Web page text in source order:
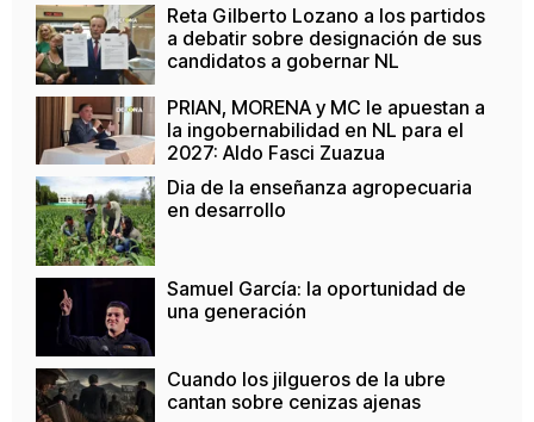
Reta Gilberto Lozano a los partidos
a debatir sobre designación de sus
candidatos a gobernar NL
PRIAN, MORENA y MC le apuestan a
la ingobernabilidad en NL para el
2027: Aldo Fasci Zuazua
Dia de la enseñanza agropecuaria
en desarrollo
Samuel García: la oportunidad de
una generación
Cuando los jilgueros de la ubre
cantan sobre cenizas ajenas